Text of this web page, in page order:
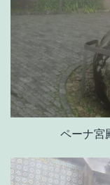
ペーナ宮